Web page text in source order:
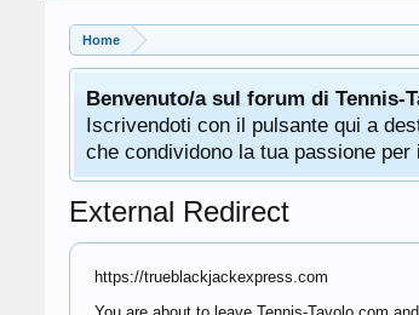
Home
Benvenuto/a sul forum di Tennis-
Iscrivendoti con il pulsante qui a
che condividono la tua passione
External Redirect
https://trueblackjackexpress.com